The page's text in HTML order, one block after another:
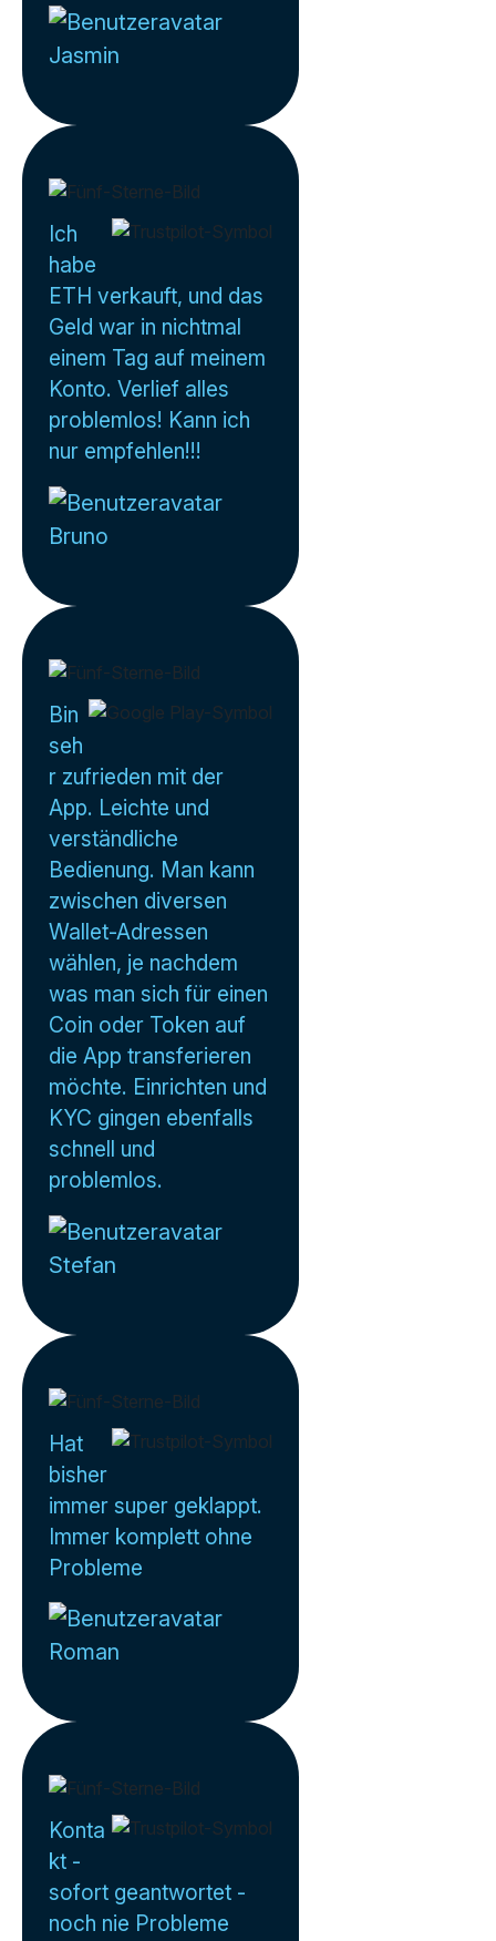
Jasmin
Ich
habe
ETH verkauft, und das
Geld war in nichtmal
einem Tag auf meinem
Konto. Verlief alles
problemlos! Kann ich
nur empfehlen!!!
Bruno
Bin
seh
r zufrieden mit der
App. Leichte und
verständliche
Bedienung. Man kann
zwischen diversen
Wallet-Adressen
wählen, je nachdem
was man sich für einen
Coin oder Token auf
die App transferieren
möchte. Einrichten und
KYC gingen ebenfalls
schnell und
problemlos.
Stefan
Hat
bisher
immer super geklappt.
Immer komplett ohne
Probleme
Roman
Konta
kt -
sofort geantwortet -
noch nie Probleme